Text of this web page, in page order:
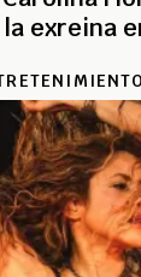
exreina